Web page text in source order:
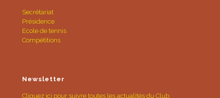
Secrétariat
Présidence
Ecole de tennis
Compétitions
Newsletter
Cliquez ici pour suivre toutes les actualités du Club